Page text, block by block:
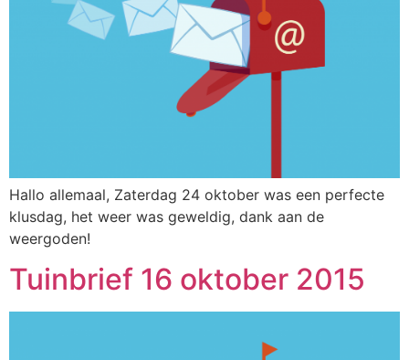
Hallo allemaal, Zaterdag 24 oktober was een perfecte
klusdag, het weer was geweldig, dank aan de
weergoden!
Tuinbrief 16 oktober 2015